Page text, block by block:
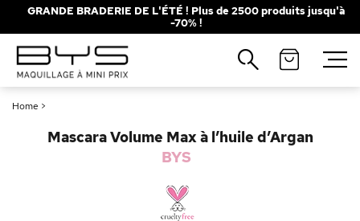
GRANDE BRADERIE DE L'ÉTÉ ! Plus de 2500 produits jusqu'à
-70% !
Home >
Mascara Volume Max à l’huile d’Argan
BYS
Fermer
Recherches populaires
Brumes